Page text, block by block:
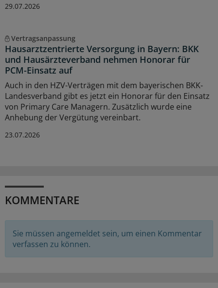
29.07.2026
Vertragsanpassung
Hausarztzentrierte Versorgung in Bayern: BKK
und Hausärzteverband nehmen Honorar für
PCM-Einsatz auf
Auch in den HZV-Verträgen mit dem bayerischen BKK-
Landesverband gibt es jetzt ein Honorar für den Einsatz
von Primary Care Managern. Zusätzlich wurde eine
Anhebung der Vergütung vereinbart.
23.07.2026
KOMMENTARE
Sie müssen angemeldet sein, um einen Kommentar
verfassen zu können.